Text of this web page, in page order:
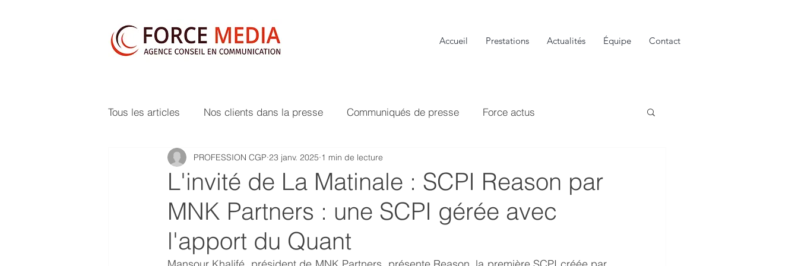
Accueil Prestations Actualités Équipe Contact
Tous les articles Nos clients dans la presse Communiqués de presse Force actus
L'invité de La Matinale : SCPI Reason par
MNK Partners : une SCPI gérée avec
l'apport du Quant
PROFESSION CGP 23 janv. 2025 1 min de lecture